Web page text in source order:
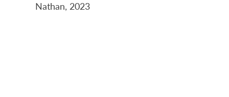
Nathan, 2023